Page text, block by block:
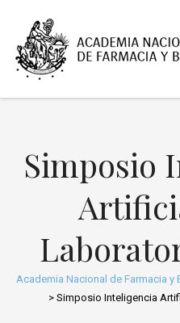
Simposio
Academia Nacional de Farmacia y
> Simposio Inteligencia